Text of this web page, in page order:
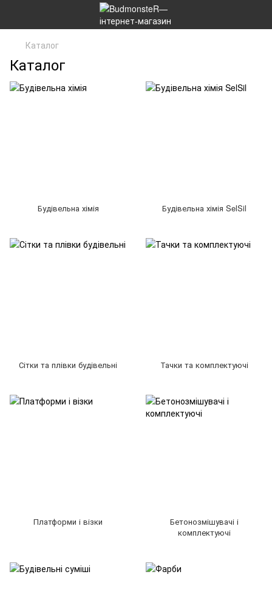
Каталог
Каталог
Будівельна хімія Будівельна хімія SelSil
Сітки та плівки будівельні Тачки та комплектуючі
Платформи і візки
Бетонозмішувачі і
комплектуючі